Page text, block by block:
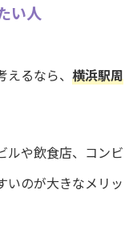
い人
るなら、 横浜駅周
ルや飲食店、コンビ
いのが大きなメリッ